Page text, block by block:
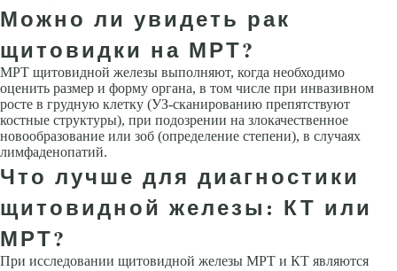
Можно ли увидеть рак
щитовидки на МРТ?
МРТ щитовидной железы выполняют, когда необходимо
оценить размер и форму органа, в том числе при инвазивном
росте в грудную клетку (УЗ-сканированию препятствуют
костные структуры), при подозрении на злокачественное
новообразование или зоб (определение степени), в случаях
лимфаденопатий.
Что лучше для диагностики
щитовидной железы: КТ или
МРТ?
При исследовании щитовидной железы МРТ и КТ являются